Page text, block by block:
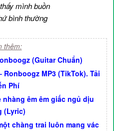
mình buồn
bình thường
thêm:
(Guitar Chuẩn)
Ronboogz MP3 (TikTok). Tải
Phí
êm êm giấc ngủ dịu
(Lyric)
chàng trai luôn mang vác